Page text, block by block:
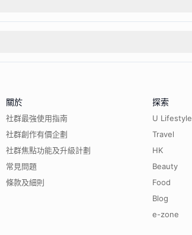
關於
社群最強使用指南
社群創作有價企劃
社群焦點功能及升級計劃
常見問題
條款及細則
探索
U Lifestyle
Travel
HK
Beauty
Food
Blog
e-zone